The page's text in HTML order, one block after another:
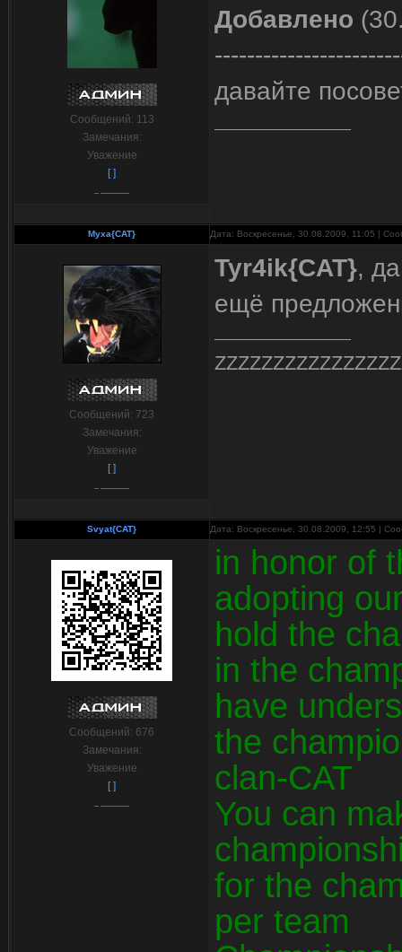
Сообщений: 113
Замечания:
Уважение
[ ]
Добавлено
давайте
Myxa{CAT} Дата: Воскресенье, 30.08.2009, 11:05 |
Сообщений: 723
Замечания:
Уважение
[ ]
Tyr4ik{CAT},
ещё
Svyat{CAT} Дата: Воскресенье, 30.08.2009, 12:55 |
Сообщений: 676
Замечания:
Уважение
[ ]
in honor of
adopting
hold the
in the
have
the
clan-CAT
You can
for the
per team